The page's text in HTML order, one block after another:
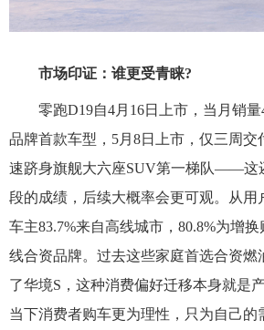
市场印证：谁更受青睐?
零跑D19自4月16日上市，当月销
品牌首款车型，5月8日上市，仅三周交
速跻身旗舰大六座SUV第一梯队——这
段的成绩，后续大概率会更可观。从用
车主83.7%来自高线城市，80.8%为增
线合资品牌。过去这些家庭首选合资燃
了华境S，这种消费偏好迁移本身就是
当下消费者购车更为理性，只为自己的